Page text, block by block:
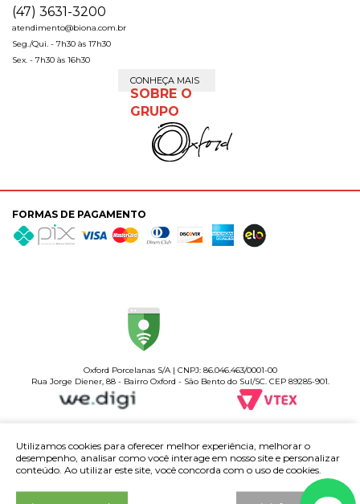
(47) 3631-3200
atendimento@biona.com.br
Seg./Qui. - 7h30 às 17h30
Sex. - 7h30 às 16h30
CONHEÇA MAIS
SOBRE O
GRUPO
FORMAS DE PAGAMENTO
Oxford Porcelanas S/A | CNPJ: 86.046.463/0001-00
Rua Jorge Diener, 88 - Bairro Oxford - São Bento do Sul/SC. CEP 89285-901.
Utilizamos cookies para oferecer melhor experiência, melhorar o
desempenho, analisar como você interage em nosso site e personalizar
conteúdo. Ao utilizar este site, você concorda com o uso de cookies.